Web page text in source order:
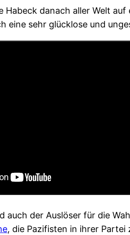
Habeck danach aller Welt
eine sehr glücklose und
auch der Auslöser für die
, die Pazifisten in ihrer